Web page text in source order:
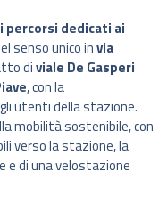
percorsi dedicati ai
senso unico invia
diviale De Gasperi
, con la
utenti della stazione.
mobilità sostenibile, con
verso la stazione, la
e di una velostazione